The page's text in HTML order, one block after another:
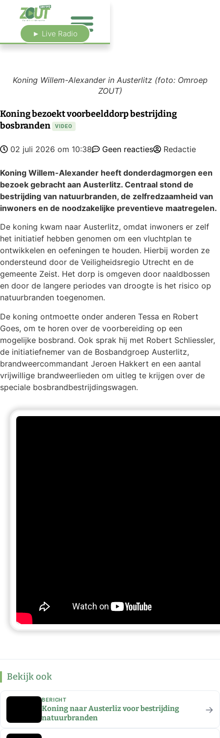
► Live Radio
Koning Willem-Alexander in Austerlitz (foto: Omroep
ZOUT)
Koning bezoekt voorbeelddorp bestrijding
bosbranden
VIDEO
02 juli 2026 om 10:38 Geen reacties Redactie
Koning Willem-Alexander heeft donderdagmorgen een
bezoek gebracht aan Austerlitz. Centraal stond de
bestrijding van natuurbranden, de zelfredzaamheid van
inwoners en de noodzakelijke preventieve maatregelen.
De koning kwam naar Austerlitz, omdat inwoners er zelf
het initiatief hebben genomen om een vluchtplan te
ontwikkelen en oefeningen te houden. Hierbij worden ze
ondersteund door de Veiligheidsregio Utrecht en de
gemeente Zeist. Het dorp is omgeven door naaldbossen
en door de langere periodes van droogte is het risico op
natuurbranden toegenomen.
De koning ontmoette onder anderen Tessa en Robert
Goes, om te horen over de voorbereiding op een
mogelijke bosbrand. Ook sprak hij met Robert Schliessler,
de initiatiefnemer van de Bosbandgroep Austerlitz,
brandweercommandant Jeroen Hakkert en een aantal
vrijwillige brandweerlieden om uitleg te krijgen over de
speciale bosbrandbestrijdingswagen.
Bekijk ook
BERICHT
Koning naar Austerliz voor bestrijding
natuurbranden
→